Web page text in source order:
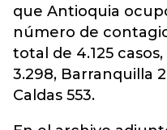
que Antioquia
número de
total de 4.125
3.298, Barranquilla
Caldas 553.